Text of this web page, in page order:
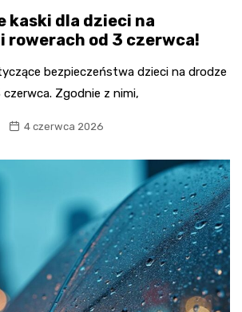
kaski dla dzieci na
rowerach od 3 czerwca!
bezpieczeństwa dzieci na drodze
Zgodnie z nimi,
4 czerwca 2026